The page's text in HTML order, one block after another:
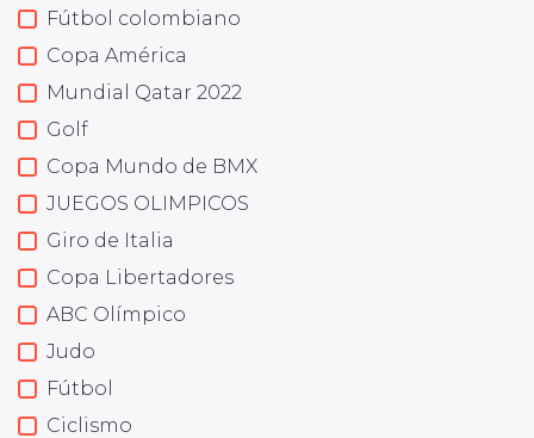
Fútbol colombiano
Copa América
Mundial Qatar 2022
Golf
Copa Mundo de BMX
JUEGOS OLIMPICOS
Giro de Italia
Copa Libertadores
ABC Olímpico
Judo
Fútbol
Ciclismo